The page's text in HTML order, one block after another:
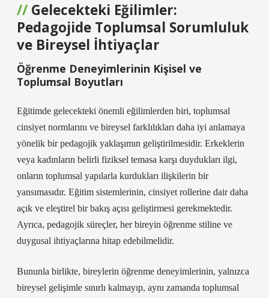
Gelecekteki Eğilimler:
Pedagojide Toplumsal Sorumluluk
ve Bireysel İhtiyaçlar
Öğrenme Deneyimlerinin Kişisel ve
Toplumsal Boyutları
Eğitimde gelecekteki önemli eğilimlerden biri, toplumsal
cinsiyet normlarını ve bireysel farklılıkları daha iyi anlamaya
yönelik bir pedagojik yaklaşımın geliştirilmesidir. Erkeklerin
veya kadınların belirli fiziksel temasa karşı duydukları ilgi,
onların toplumsal yapılarla kurdukları ilişkilerin bir
yansımasıdır. Eğitim sistemlerinin, cinsiyet rollerine dair daha
açık ve eleştirel bir bakış açısı geliştirmesi gerekmektedir.
Ayrıca, pedagojik süreçler, her bireyin öğrenme stiline ve
duygusal ihtiyaçlarına hitap edebilmelidir.
Bununla birlikte, bireylerin öğrenme deneyimlerinin, yalnızca
bireysel gelişimle sınırlı kalmayıp, aynı zamanda toplumsal